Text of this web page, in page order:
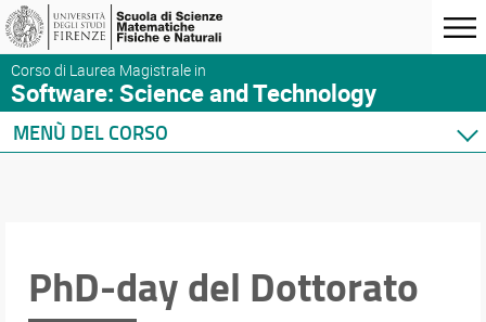
Corso di Laurea Magistrale in
Software: Science and Technology
MENÙ DEL CORSO
Docenti
Orario e calendari
PhD-day del Dottorato